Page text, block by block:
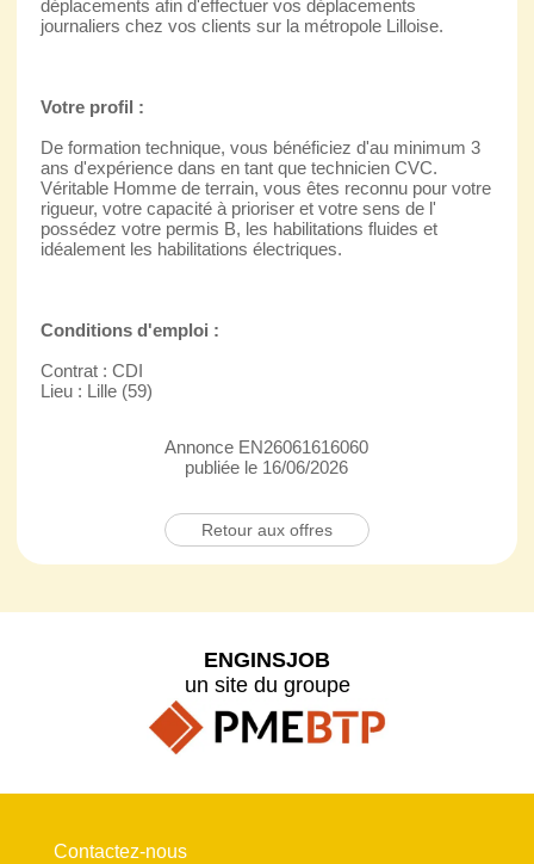
déplacements afin d'effectuer vos déplacements
journaliers chez vos clients sur la métropole Lilloise.
Votre profil :
De formation technique, vous bénéficiez d'au minimum 3
ans d'expérience dans en tant que technicien CVC.
Véritable Homme de terrain, vous êtes reconnu pour votre
rigueur, votre capacité à prioriser et votre sens de l'
possédez votre permis B, les habilitations fluides et
idéalement les habilitations électriques.
Conditions d'emploi :
Contrat : CDI
Lieu : Lille (59)
Annonce EN26061616060
publiée le 16/06/2026
Retour aux offres
ENGINSJOB
un site du groupe
Contactez-nous